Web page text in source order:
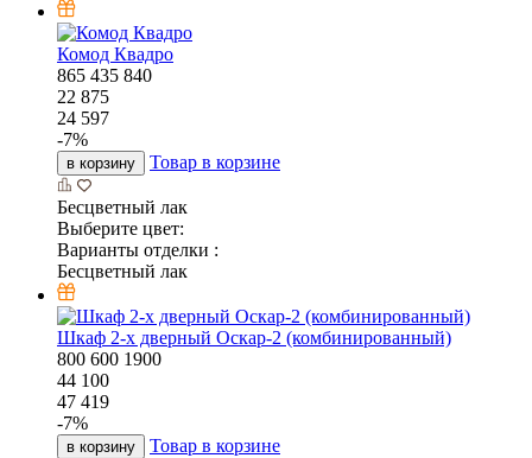
Комод Квадро
865 435 840
22 875
24 597
-7%
в корзину Товар в корзине
Бесцветный лак
Выберите цвет:
Варианты отделки :
Бесцветный лак
Шкаф 2-х дверный Оскар-2 (комбинированный)
800 600 1900
44 100
47 419
-7%
в корзину Товар в корзине